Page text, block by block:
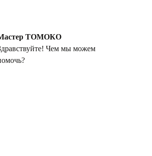
ТОМОКО
Чем мы можем
ТОМОКО